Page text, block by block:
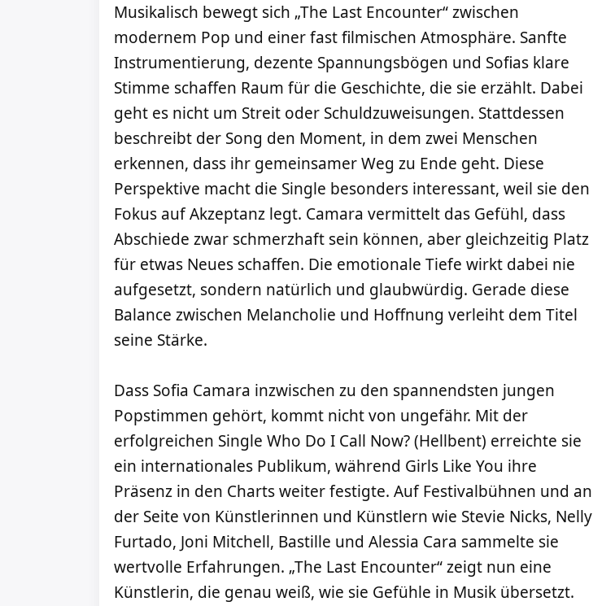
Musikalisch bewegt sich „The Last Encounter“ zwischen
modernem Pop und einer fast filmischen Atmosphäre. Sanfte
Instrumentierung, dezente Spannungsbögen und Sofias klare
Stimme schaffen Raum für die Geschichte, die sie erzählt. Dabei
geht es nicht um Streit oder Schuldzuweisungen. Stattdessen
beschreibt der Song den Moment, in dem zwei Menschen
erkennen, dass ihr gemeinsamer Weg zu Ende geht. Diese
Perspektive macht die Single besonders interessant, weil sie den
Fokus auf Akzeptanz legt. Camara vermittelt das Gefühl, dass
Abschiede zwar schmerzhaft sein können, aber gleichzeitig Platz
für etwas Neues schaffen. Die emotionale Tiefe wirkt dabei nie
aufgesetzt, sondern natürlich und glaubwürdig. Gerade diese
Balance zwischen Melancholie und Hoffnung verleiht dem Titel
seine Stärke.
Dass Sofia Camara inzwischen zu den spannendsten jungen
Popstimmen gehört, kommt nicht von ungefähr. Mit der
erfolgreichen Single Who Do I Call Now? (Hellbent) erreichte sie
ein internationales Publikum, während Girls Like You ihre
Präsenz in den Charts weiter festigte. Auf Festivalbühnen und an
der Seite von Künstlerinnen und Künstlern wie Stevie Nicks, Nelly
Furtado, Joni Mitchell, Bastille und Alessia Cara sammelte sie
wertvolle Erfahrungen. „The Last Encounter“ zeigt nun eine
Künstlerin, die genau weiß, wie sie Gefühle in Musik übersetzt.